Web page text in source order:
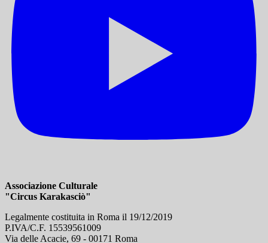
Associazione Culturale
"Circus Karakasciò"
Legalmente costituita in Roma il 19/12/2019
P.IVA/C.F. 15539561009
Via delle Acacie, 69 - 00171 Roma